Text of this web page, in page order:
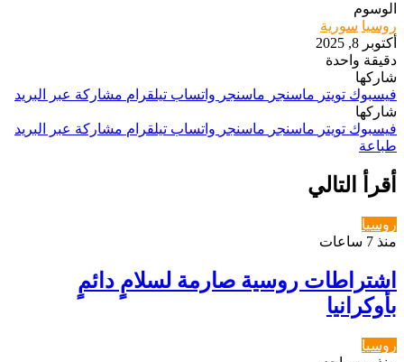
الوسوم
روسيا سورية
أكتوبر 8, 2025
دقيقة واحدة
شاركها
فيسبوك تويتر ماسنجر ماسنجر واتساب تيلقرام مشاركة عبر البريد
شاركها
فيسبوك تويتر ماسنجر ماسنجر واتساب تيلقرام مشاركة عبر البريد
طباعة
أقرأ التالي
روسيا
منذ 7 ساعات
اشتراطات روسية صارمة لسلامٍ دائمٍ
بأوكرانيا
روسيا